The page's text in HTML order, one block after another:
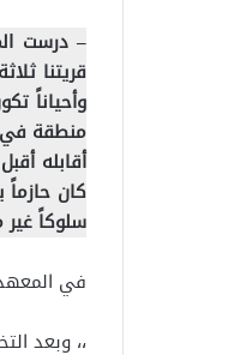
– درست
قريتنا
وأحياناً
منطقة في
أقابله
كان
سلوكاً
في
،، وبعد